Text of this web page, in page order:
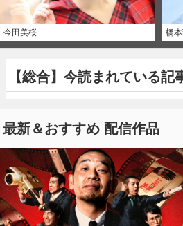
今田美桜 橋
【総合】今読まれている記
最新＆おすすめ 配信作品